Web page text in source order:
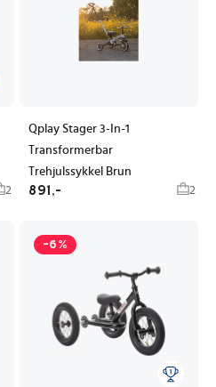
2
Qplay Stager 3-In-1
Transformerbar
Trehjulssykkel Brun
891,- 2
-6%